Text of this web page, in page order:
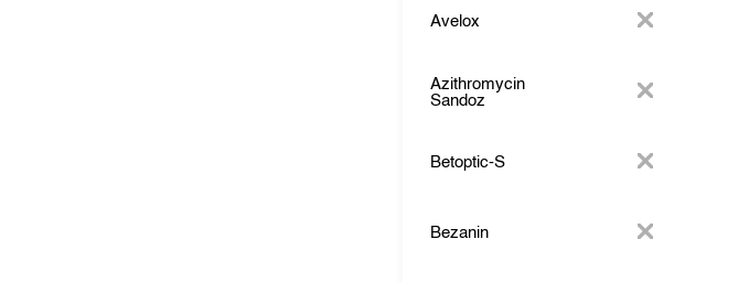
Avelox
Azithromycin
Sandoz
Betoptic-S
Bezanin